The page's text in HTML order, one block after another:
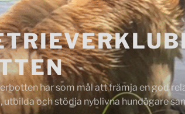
har som mål att främja en god
och stödja nyblivna hundägare